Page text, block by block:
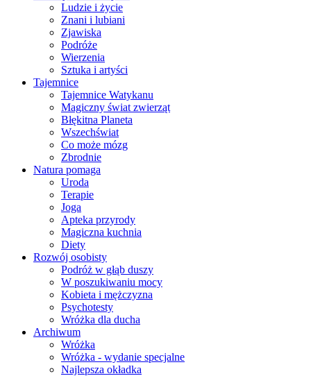
Ludzie i życie
Znani i lubiani
Zjawiska
Podróże
Wierzenia
Sztuka i artyści
Tajemnice
Tajemnice Watykanu
Magiczny świat zwierząt
Błękitna Planeta
Wszechświat
Co może mózg
Zbrodnie
Natura pomaga
Uroda
Terapie
Joga
Apteka przyrody
Magiczna kuchnia
Diety
Rozwój osobisty
Podróż w głąb duszy
W poszukiwaniu mocy
Kobieta i mężczyzna
Psychotesty
Wróżka dla ducha
Archiwum
Wróżka
Wróżka - wydanie specjalne
Najlepsza okładka